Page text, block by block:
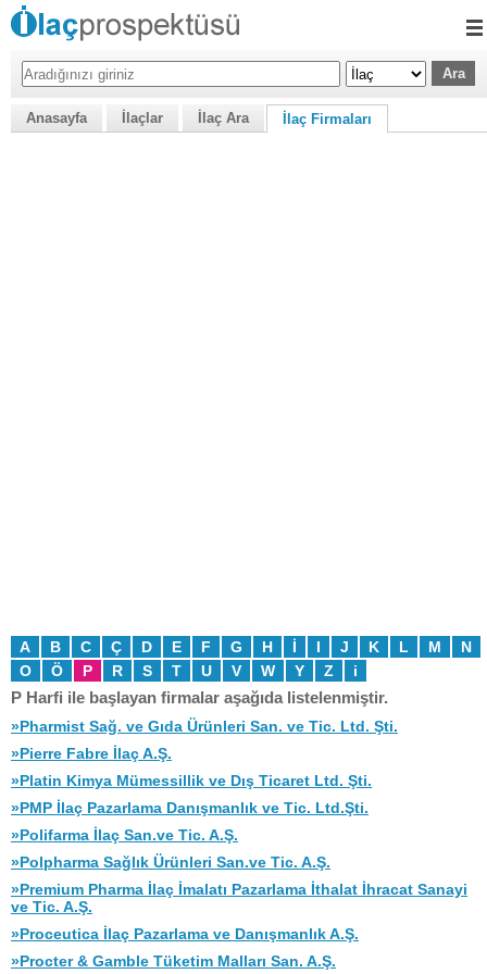
Anasayfa İlaçlar İlaç Ara İlaç Firmaları
A B C Ç D E F G H İ I J K L M
N
O
Ö P R S T U V W Y Z i
P Harfi ile başlayan firmalar aşağıda listelenmiştir.
»Pharmist Sağ. ve Gıda Ürünleri San. ve Tic. Ltd. Şti.
»Pierre Fabre İlaç A.Ş.
»Platin Kimya Mümessillik ve Dış Ticaret Ltd. Şti.
»PMP İlaç Pazarlama Danışmanlık ve Tic. Ltd.Şti.
»Polifarma İlaç San.ve Tic. A.Ş.
»Polpharma Sağlık Ürünleri San.ve Tic. A.Ş.
»Premium Pharma İlaç İmalatı Pazarlama İthalat İhracat Sanayi
ve Tic. A.Ş.
»Proceutica İlaç Pazarlama ve Danışmanlık A.Ş.
»Procter & Gamble Tüketim Malları San. A.Ş.